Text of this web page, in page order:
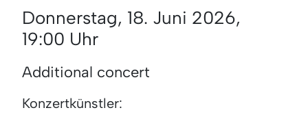
Donnerstag, 18. Juni 2026,
19:00 Uhr
Additional concert
Konzertkünstler: